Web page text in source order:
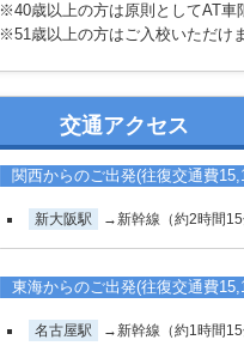
※40歳以上の方は原則としてAT車
※51歳以上の方はご入校いただけ
交通アクセス
関西からのご出発(往復交通費
新大阪駅 →新幹線（約2時間
東海からのご出発(往復交通費
名古屋駅 →新幹線（約1時間